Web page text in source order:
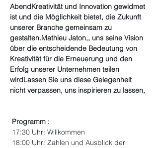
AbendKreativität und Innovation gewidmet
ist und die Möglichkeit bietet, die Zukunft
unserer Branche gemeinsam zu
gestalten.Mathieu Jaton,, uns seine Vision
über die entscheidende Bedeutung von
Kreativität für die Erneuerung und den
Erfolg unserer Unternehmen teilen
wirdLassen Sie uns diese Gelegenheit
nicht verpassen, uns inspirieren zu lassen,
Programm :
17:30 Uhr: Willkommen
18:00 Uhr: Zahlen und Ausblick der